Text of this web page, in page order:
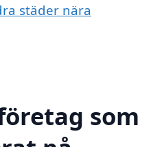
städer nära
som